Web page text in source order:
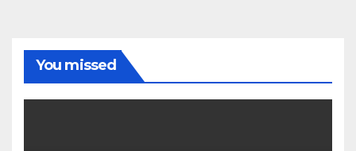
You missed